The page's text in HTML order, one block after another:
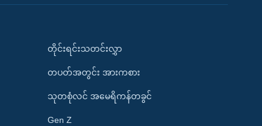
တိုင်းရင်းသတင်းလွှာ
တပတ်အတွင်း အားကစား
သုတစုံလင် အမေရိကန်တခွင်
Gen Z